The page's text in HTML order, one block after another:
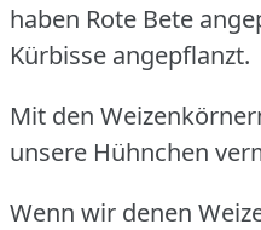
haben Rote Bete
Kürbisse angepflanzt.
Mit den
unsere Hühnchen
Wenn wir denen